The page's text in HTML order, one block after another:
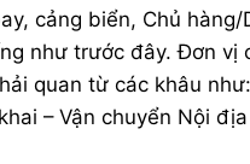
cảng biển, Chủ hàng/
như trước đây. Đơn vị
quan từ các khâu
– Vận chuyển Nội